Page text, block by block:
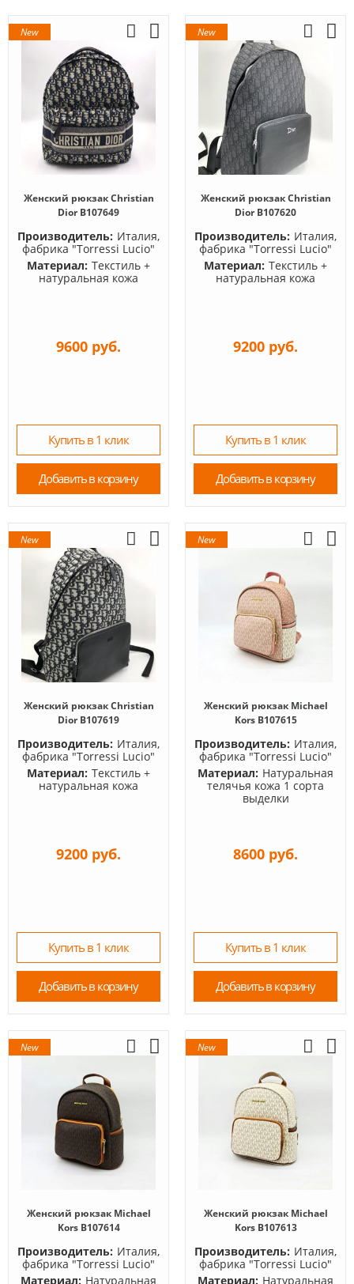
New
Женский рюкзак Christian
Dior B107649
Производитель: Италия,
фабрика "Torressi Lucio"
Материал: Текстиль +
натуральная кожа
9600 руб.
Купить в 1 клик
Добавить в корзину
New
Женский рюкзак Christian
Dior B107620
Производитель: Италия,
фабрика "Torressi Lucio"
Материал: Текстиль +
натуральная кожа
9200 руб.
Купить в 1 клик
Добавить в корзину
New
Женский рюкзак Christian
Dior B107619
Производитель: Италия,
фабрика "Torressi Lucio"
Материал: Текстиль +
натуральная кожа
9200 руб.
Купить в 1 клик
Добавить в корзину
New
Женский рюкзак Michael
Kors B107615
Производитель: Италия,
фабрика "Torressi Lucio"
Материал: Натуральная
телячья кожа 1 сорта
выделки
8600 руб.
Купить в 1 клик
Добавить в корзину
New
Женский рюкзак Michael
Kors B107614
Производитель: Италия,
фабрика "Torressi Lucio"
Материал: Натуральная
New
Женский рюкзак Michael
Kors B107613
Производитель: Италия,
фабрика "Torressi Lucio"
Материал: Натуральная